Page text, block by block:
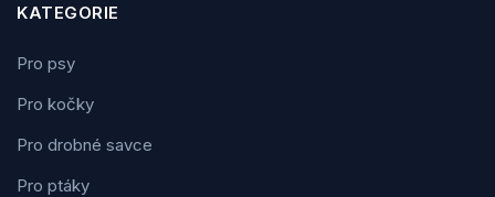
KATEGORIE
Pro psy
Pro kočky
Pro drobné savce
Pro ptáky